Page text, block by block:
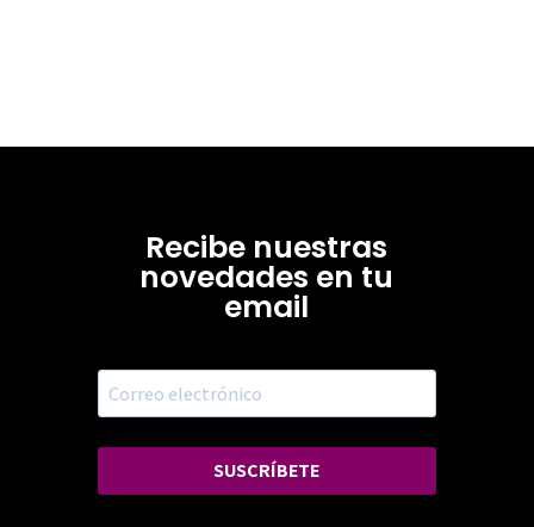
Recibe nuestras
novedades en tu
email
SUSCRÍBETE